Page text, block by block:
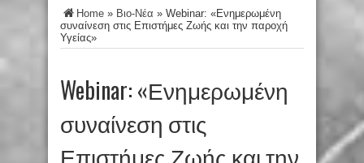
Home » Βιο-Νέα » Webinar: «Ενημερωμένη
συναίνεση στις Επιστήμες Ζωής και την παροχή
Υγείας»
Webinar: «Ενημερωμένη
συναίνεση στις
Επιστήμες Ζωής και την